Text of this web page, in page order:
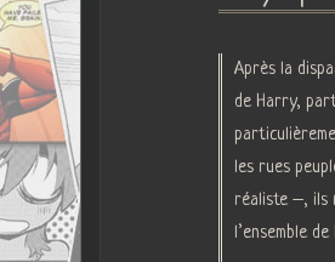
Après la
de Harry,
les rues
réaliste –, ils
l’ensemble